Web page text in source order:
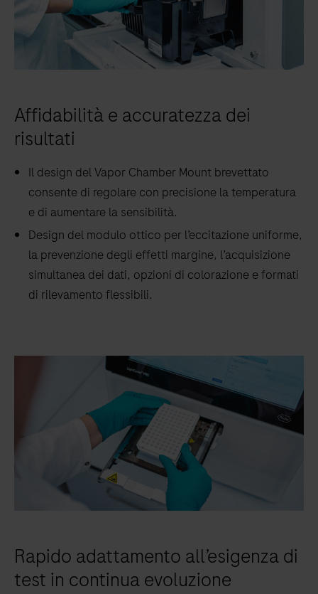
Affidabilità e accuratezza dei
risultati
Il design del Vapor Chamber Mount brevettato
consente di regolare con precisione la temperatura
e di aumentare la sensibilità.
Design del modulo ottico per l’eccitazione uniforme,
la prevenzione degli effetti margine, l’acquisizione
simultanea dei dati, opzioni di colorazione e formati
di rilevamento flessibili.
Rapido adattamento all’esigenza di
test in continua evoluzione